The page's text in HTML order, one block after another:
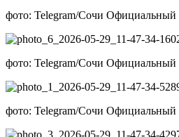
фото: Telegram/Сочи Официальный
фото: Telegram/Сочи Официальный
фото: Telegram/Сочи Официальный